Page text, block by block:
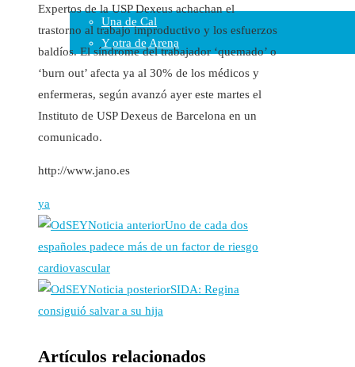
Una de Cal
Y otra de Arena
Noticias Sanitarias
Newsletter
Expertos de la USP Dexeus achachan el
trastorno al trabajo improductivo y los esfuerzos
baldíos. El síndrome del trabajador ‘quemado’ o
‘burn out’ afecta ya al 30% de los médicos y
enfermeras, según avanzó ayer este martes el
Instituto de USP Dexeus de Barcelona en un
comunicado.
http://www.jano.es
ya
Noticia anteriorUno de cada dos
españoles padece más de un factor de riesgo
cardiovascular
Noticia posteriorSIDA: Regina
consiguió salvar a su hija
Artículos relacionados